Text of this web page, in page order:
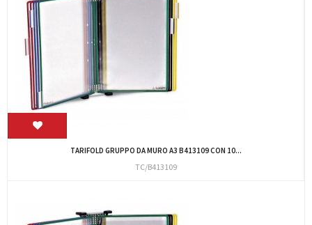
TARIFOLD GRUPPO DA MURO A3 B413109 CON 10...
TC/B413109